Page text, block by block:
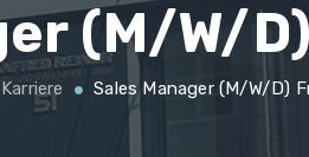
(m/w/
Karriere Sales Manager (m/w/d)